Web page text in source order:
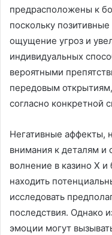
предрасположены к
поскольку
ощущение угроз и
индивидуальных
вероятными
передовым
согласно конкретной
Негативные аффекты,
внимания к деталям и
волнение в казино Х
находить
исследовать
последствия. Однако
эмоции могут